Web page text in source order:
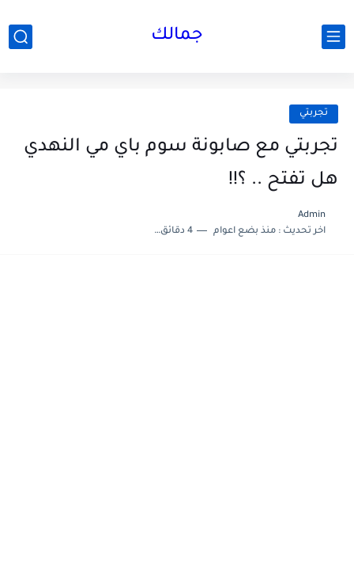
جمالك
تجربتي
تجربتي مع صابونة سوم باي مي النهدي
هل تفتح .. ؟!!
Admin
اخر تحديث :منذ بضع اعوام 4 دقائق للقراءة